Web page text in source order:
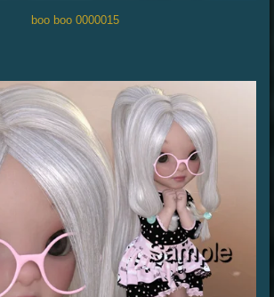
boo boo 0000015